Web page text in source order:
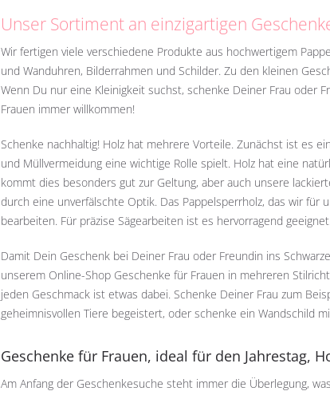
Unser Sortiment an einzigartigen
Wir fertigen viele verschiedene Produkte aus hochwertigem
und Wanduhren, Bilderrahmen und Schilder. Zu den kleinen
Wenn Du nur eine Kleinigkeit suchst, schenke Deiner Frau oder
Frauen immer willkommen!
Schenke nachhaltig! Holz hat mehrere Vorteile. Zunächst ist es
und Müllvermeidung eine wichtige Rolle spielt. Holz hat eine
kommt dies besonders gut zur Geltung, aber auch unsere
durch eine unverfälschte Optik. Das Pappelsperrholz, das wir
bearbeiten. Für präzise Sägearbeiten ist es hervorragend
Damit Dein Geschenk bei Deiner Frau oder Freundin ins
unserem Online-Shop Geschenke für Frauen in mehreren
jeden Geschmack ist etwas dabei. Schenke Deiner Frau zum
geheimnisvollen Tiere begeistert, oder schenke ein Wandschild
Geschenke für Frauen, ideal für den Jahrestag,
Am Anfang der Geschenkesuche steht immer die Überlegung,